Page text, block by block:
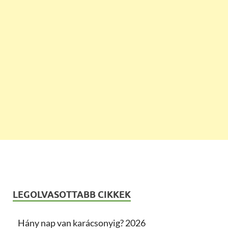
LEGOLVASOTTABB CIKKEK
Hány nap van karácsonyig? 2026